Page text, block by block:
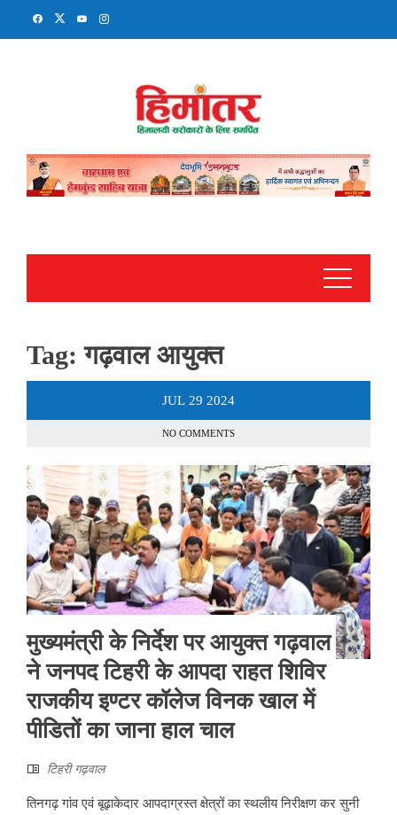
Tag:गढ़वाल आयुक्त
JUL 29 2024
NO COMMENTS
मुख्यमंत्री के निर्देश पर आयुक्त गढ़वाल
ने जनपद टिहरी के आपदा राहत शिविर
राजकीय इण्टर कॉलेज विनक खाल में
पीडितों का जाना हाल चाल
टिहरी गढ़वाल
तिनगढ़ गांव एवं बूढ़ाकेदार आपदाग्रस्त क्षेत्रों का स्थलीय निरीक्षण कर सुनी